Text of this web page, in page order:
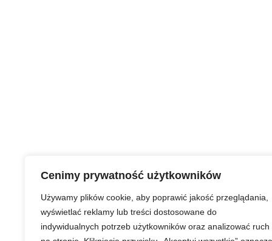
Cenimy prywatność użytkowników
Używamy plików cookie, aby poprawić jakość przeglądania,
wyświetlać reklamy lub treści dostosowane do
indywidualnych potrzeb użytkowników oraz analizować ruch